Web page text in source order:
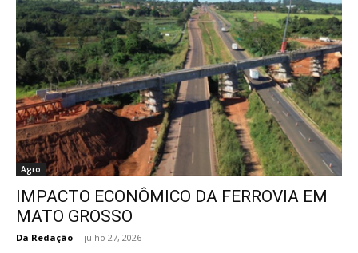
Agro
IMPACTO ECONÔMICO DA FERROVIA EM
MATO GROSSO
Da Redação - julho 27, 2026